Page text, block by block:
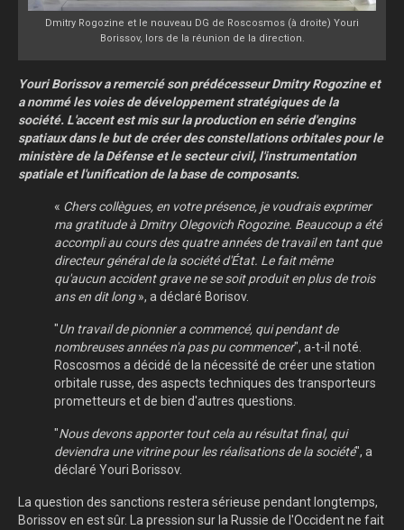
Dmitry Rogozine et le nouveau DG de Roscosmos (à droite) Youri
Borissov, lors de la réunion de la direction.
Youri Borissov a remercié son prédécesseur Dmitry Rogozine et
a nommé les voies de développement stratégiques de la
société. L'accent est mis sur la production en série d'engins
spatiaux dans le but de créer des constellations orbitales pour le
ministère de la Défense et le secteur civil, l'instrumentation
spatiale et l'unification de la base de composants.
« Chers collègues, en votre présence, je voudrais exprimer
ma gratitude à Dmitry Olegovich Rogozine. Beaucoup a été
accompli au cours des quatre années de travail en tant que
directeur général de la société d'État. Le fait même
qu'aucun accident grave ne se soit produit en plus de trois
ans en dit long», a déclaré Borisov.
"Un travail de pionnier a commencé, qui pendant de
nombreuses années n'a pas pu commencer", a-t-il noté.
Roscosmos a décidé de la nécessité de créer une station
orbitale russe, des aspects techniques des transporteurs
prometteurs et de bien d'autres questions.
"Nous devons apporter tout cela au résultat final, qui
deviendra une vitrine pour les réalisations de la société", a
déclaré Youri Borissov.
La question des sanctions restera sérieuse pendant longtemps,
Borissov en est sûr. La pression sur la Russie de l'Occident ne fait